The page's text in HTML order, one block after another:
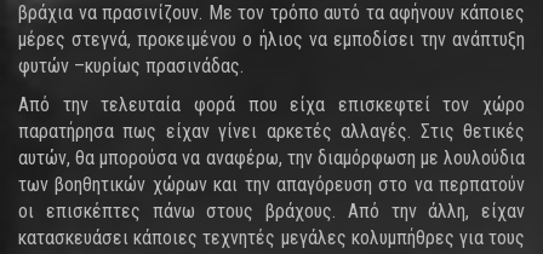
βράχια να πρασινίζουν. Με τον τρόπο αυτό τα αφήνουν κάποιες
μέρες στεγνά, προκειμένου ο ήλιος να εμποδίσει την ανάπτυξη
φυτών –κυρίως πρασινάδας.
Από την τελευταία φορά που είχα επισκεφτεί τον χώρο
παρατήρησα πως είχαν γίνει αρκετές αλλαγές. Στις θετικές
αυτών, θα μπορούσα να αναφέρω, την διαμόρφωση με λουλούδια
των βοηθητικών χώρων και την απαγόρευση στο να περπατούν
οι επισκέπτες πάνω στους βράχους. Από την άλλη, είχαν
κατασκευάσει κάποιες τεχνητές μεγάλες κολυμπήθρες για τους